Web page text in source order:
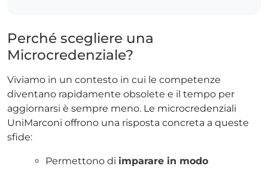
Perché scegliere una
Microcredenziale?
Viviamo in un contesto in cui le competenze
diventano rapidamente obsolete e il tempo per
aggiornarsi è sempre meno. Le microcredenziali
UniMarconi offrono una risposta concreta a queste
sfide:
Permettono di imparare in modo